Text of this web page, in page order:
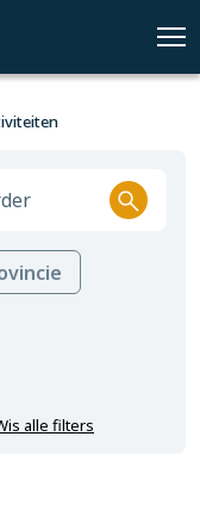
alle filters